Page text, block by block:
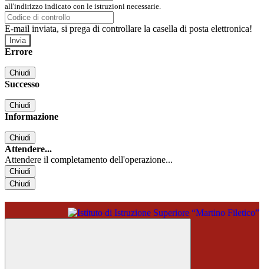
all'indirizzo indicato con le istruzioni necessarie.
E-mail inviata, si prega di controllare la casella di posta elettronica!
Errore
Chiudi
Successo
Chiudi
Informazione
Chiudi
Attendere...
Attendere il completamento dell'operazione...
Chiudi
Chiudi